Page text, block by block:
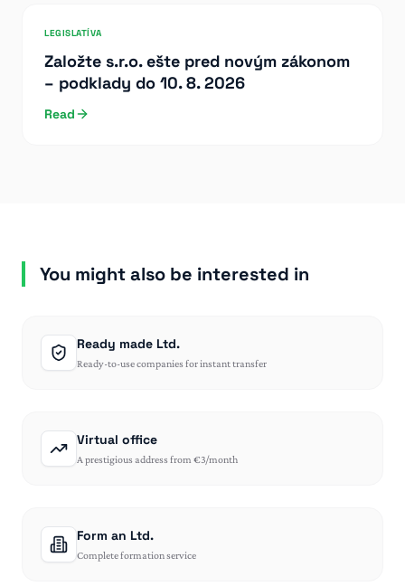
LEGISLATÍVA
Založte s.r.o. ešte pred novým zákonom
– podklady do 10. 8. 2026
Read
You might also be interested in
Ready made Ltd.
Ready-to-use companies for instant transfer
Virtual office
A prestigious address from €3/month
Form an Ltd.
Complete formation service